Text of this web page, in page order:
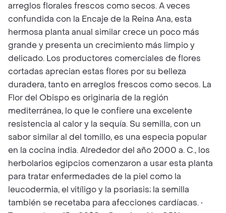
arreglos florales frescos como secos. A veces
confundida con la Encaje de la Reina Ana, esta
hermosa planta anual similar crece un poco más
grande y presenta un crecimiento más limpio y
delicado. Los productores comerciales de flores
cortadas aprecian estas flores por su belleza
duradera, tanto en arreglos frescos como secos. La
Flor del Obispo es originaria de la región
mediterránea, lo que le confiere una excelente
resistencia al calor y la sequía. Su semilla, con un
sabor similar al del tomillo, es una especia popular
en la cocina india. Alrededor del año 2000 a. C., los
herbolarios egipcios comenzaron a usar esta planta
para tratar enfermedades de la piel como la
leucodermia, el vitíligo y la psoriasis; la semilla
también se recetaba para afecciones cardíacas. •